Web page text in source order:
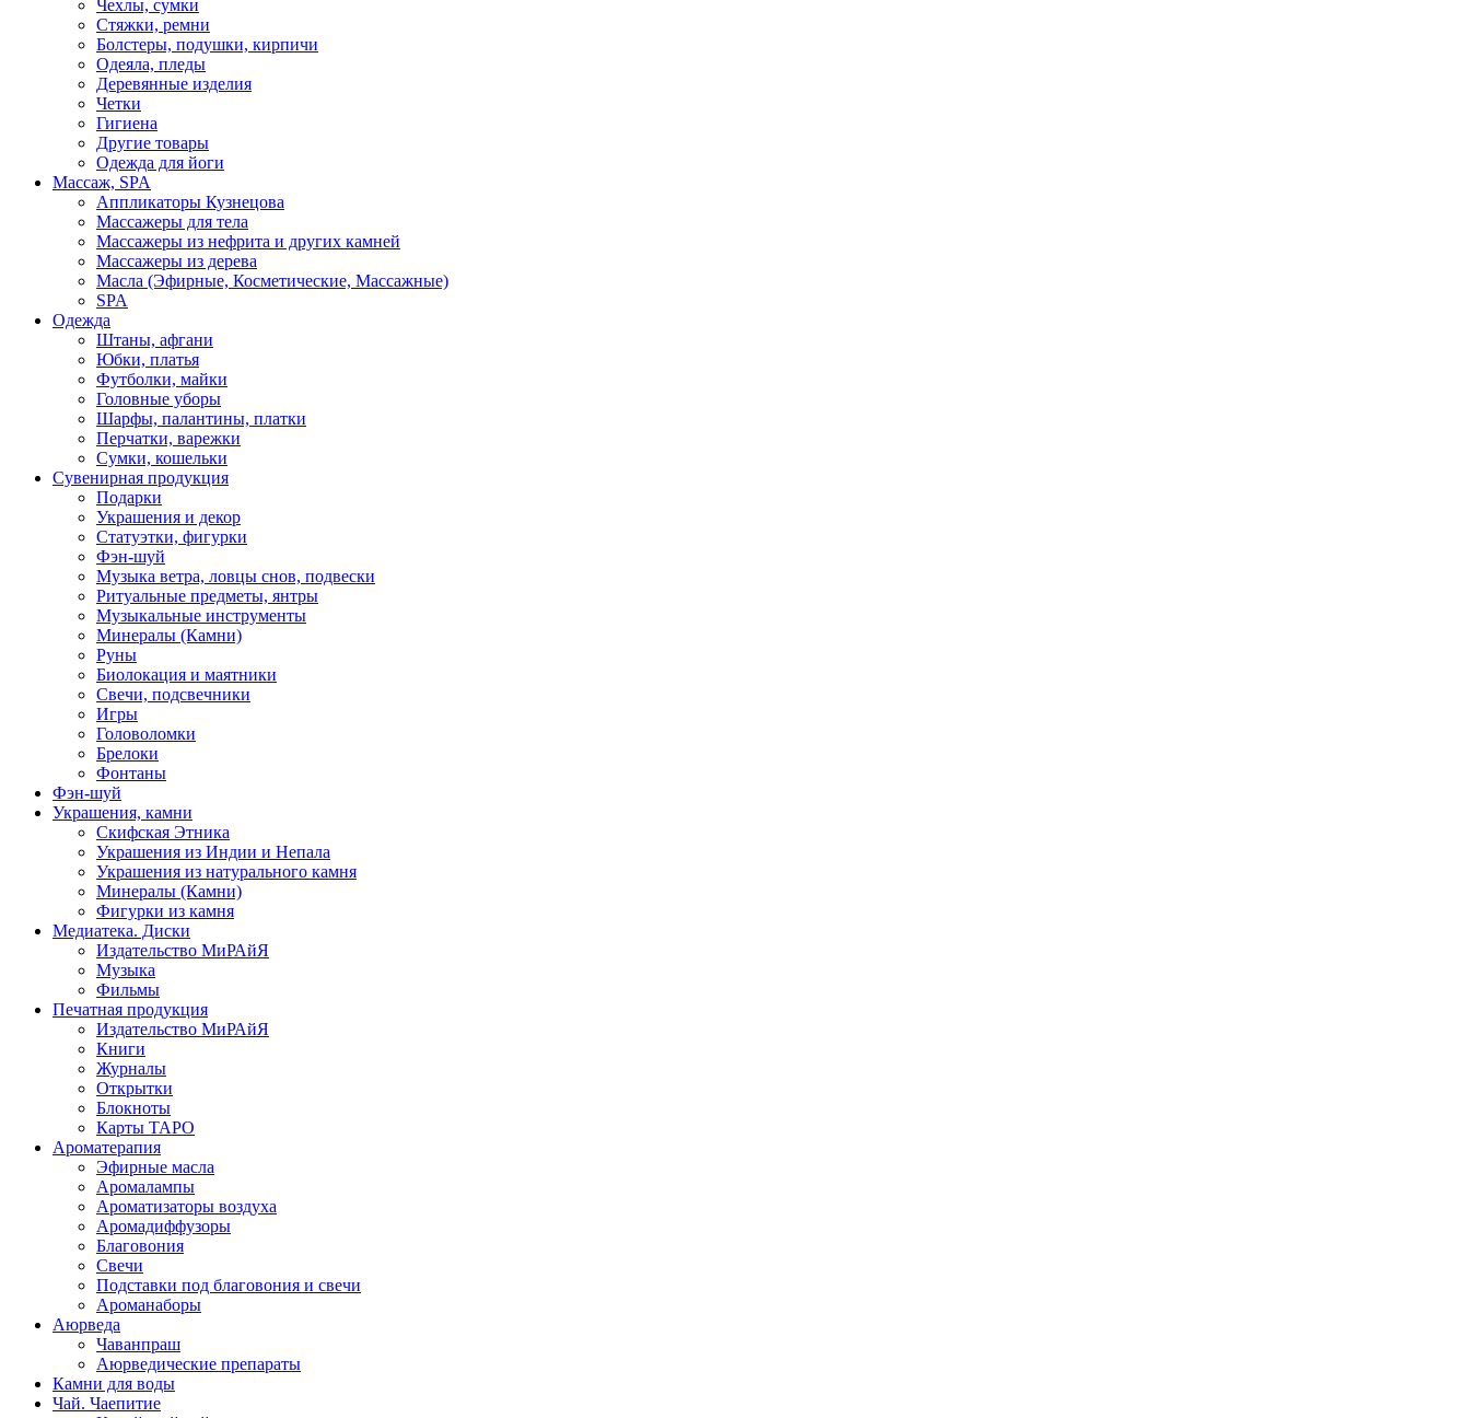
Чехлы, сумки
Стяжки, ремни
Болстеры, подушки, кирпичи
Одеяла, пледы
Деревянные изделия
Четки
Гигиена
Другие товары
Одежда для йоги
Массаж, SPA
Аппликаторы Кузнецова
Массажеры для тела
Массажеры из нефрита и других камней
Массажеры из дерева
Масла (Эфирные, Косметические, Массажные)
SPA
Одежда
Штаны, афгани
Юбки, платья
Футболки, майки
Головные уборы
Шарфы, палантины, платки
Перчатки, варежки
Сумки, кошельки
Сувенирная продукция
Подарки
Украшения и декор
Статуэтки, фигурки
Фэн-шуй
Музыка ветра, ловцы снов, подвески
Ритуальные предметы, янтры
Музыкальные инструменты
Минералы (Камни)
Руны
Биолокация и маятники
Свечи, подсвечники
Игры
Головоломки
Брелоки
Фонтаны
Фэн-шуй
Украшения, камни
Скифская Этника
Украшения из Индии и Непала
Украшения из натурального камня
Минералы (Камни)
Фигурки из камня
Медиатека. Диски
Издательство МиРАйЯ
Музыка
Фильмы
Печатная продукция
Издательство МиРАйЯ
Книги
Журналы
Открытки
Блокноты
Карты ТАРО
Ароматерапия
Эфирные масла
Аромалампы
Ароматизаторы воздуха
Аромадиффузоры
Благовония
Свечи
Подставки под благовония и свечи
Ароманаборы
Аюрведа
Чаванпраш
Аюрведические препараты
Камни для воды
Чай. Чаепитие